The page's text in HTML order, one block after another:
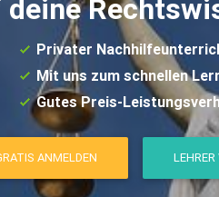
Privater
Mit uns zum schnellen
Gutes Preis-
ANMELDEN LEHRER